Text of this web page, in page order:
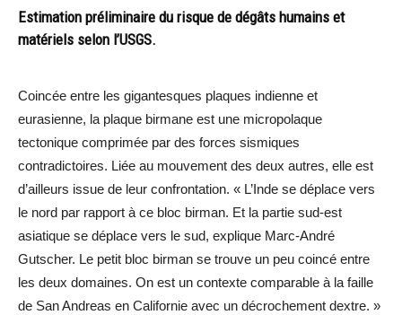
Estimation préliminaire du risque de dégâts humains et
matériels selon l’USGS.
Coincée entre les gigantesques plaques indienne et
eurasienne, la plaque birmane est une micropolaque
tectonique comprimée par des forces sismiques
contradictoires. Liée au mouvement des deux autres, elle est
d’ailleurs issue de leur confrontation. « L’Inde se déplace vers
le nord par rapport à ce bloc birman. Et la partie sud-est
asiatique se déplace vers le sud, explique Marc-André
Gutscher. Le petit bloc birman se trouve un peu coincé entre
les deux domaines. On est un contexte comparable à la faille
de San Andreas en Californie avec un décrochement dextre. »